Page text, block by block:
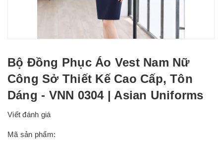
Bộ Đồng Phục Áo Vest Nam Nữ
Công Sở Thiết Kế Cao Cấp, Tôn
Dáng - VNN 0304 | Asian Uniforms
Viết đánh giá
Mã sản phẩm: